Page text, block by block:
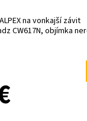
na vonkajší závit
CW617N, objímka